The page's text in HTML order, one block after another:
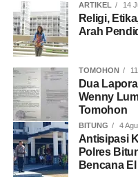
ARTIKEL 14
Religi,
Arah
TOMOHON
Dua
Wenny
Tomohon
BITUNG 4
Antisipasi
Polres
Bencana